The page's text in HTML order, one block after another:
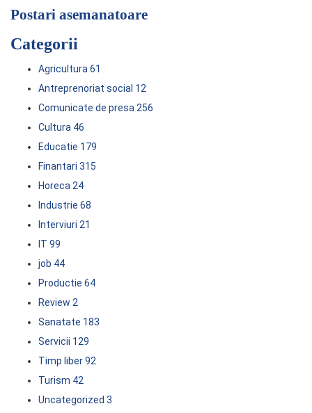
Postari asemanatoare
Categorii
Agricultura 61
Antreprenoriat social 12
Comunicate de presa 256
Cultura 46
Educatie 179
Finantari 315
Horeca 24
Industrie 68
Interviuri 21
IT 99
job 44
Productie 64
Review 2
Sanatate 183
Servicii 129
Timp liber92
Turism 42
Uncategorized 3